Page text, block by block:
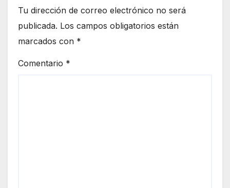
Tu dirección de correo electrónico no será
publicada. Los campos obligatorios están
marcados con *
Comentario *